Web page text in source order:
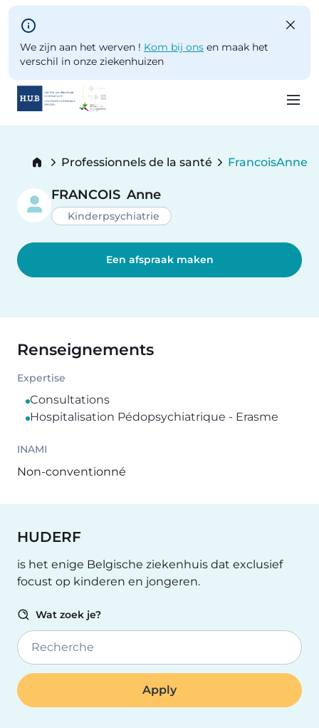
Skip to main content
We zijn aan het werven ! Kom bij ons en maak het
verschil in onze ziekenhuizen
Breadcrumb
Professionnels de la santé FrancoisAnne
FRANCOIS Anne
Kinderpsychiatrie
Een afspraak maken
Renseignements
Expertise
Consultations
Hospitalisation Pédopsychiatrique - Erasme
INAMI
Non-conventionné
HUDERF
is het enige Belgische ziekenhuis dat exclusief
focust op kinderen en jongeren.
Wat zoek je?
Recherche